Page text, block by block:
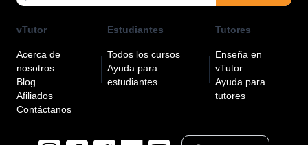
vTutor
Acerca de
nosotros
Blog
Afiliados
Contáctanos
Estudiantes
Todos los cursos
Ayuda para
estudiantes
Tutores
Enseña en
vTutor
Ayuda para
tutores